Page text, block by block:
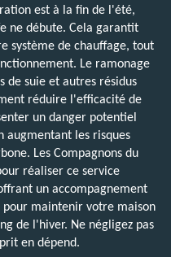
est à la fin de l'été,
ne débute. Cela garantit
système de chauffage, tout
Le ramonage
de suie et autres résidus
réduire l'efficacité de
un danger potentiel
augmentant les risques
Les Compagnons du
réaliser ce service
un accompagnement
pour maintenir votre maison
de l'hiver. Ne négligez pas
en dépend.